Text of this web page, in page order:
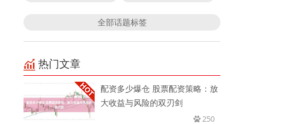
全部话题标签
热门文章
配资多少爆仓 股票配资策略：放
大收益与风险的双刃剑
250